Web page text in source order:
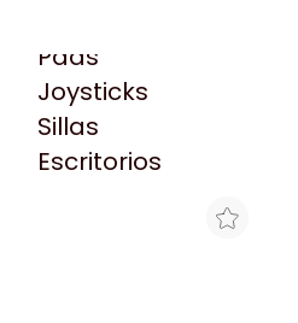
Pads
Joysticks
Sillas
Escritorios
ICUE LINK
NEGRO